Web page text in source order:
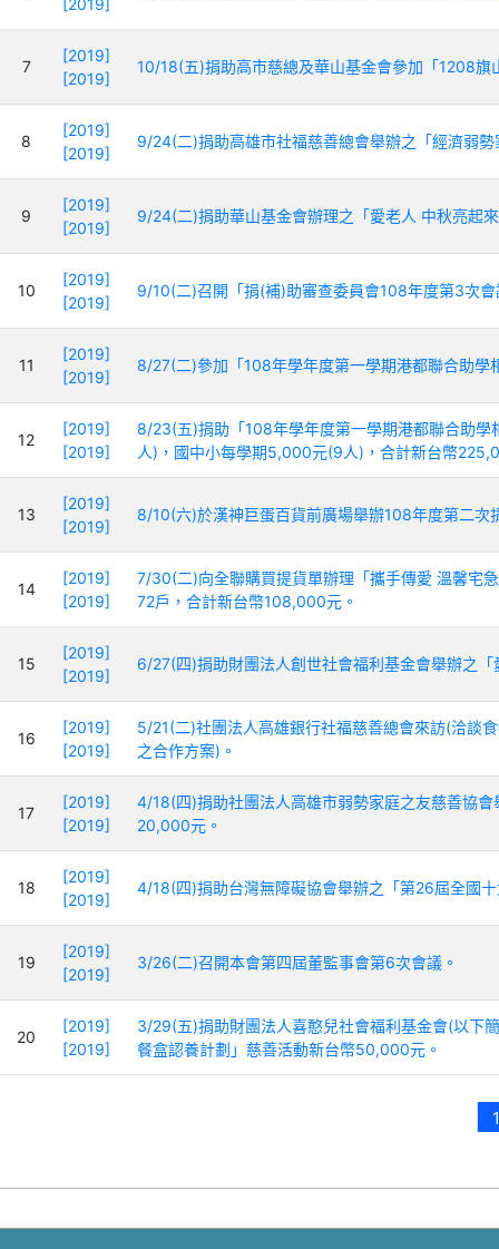
[2019]
7
[2019]
[2019]
10/18(五)捐助高市慈總及華山基金會參加「1208
8
[2019]
[2019]
9/24(二)捐助高雄市社福慈善總會舉辦之「經濟弱
9
[2019]
[2019]
9/24(二)捐助華山基金會辦理之「愛老人 中秋亮起
10
[2019]
[2019]
9/10(二)召開「捐(補)助審查委員會108年度第3次會
11
[2019]
[2019]
8/27(二)參加「108年學年度第一學期港都聯合助學
12
[2019]
[2019]
8/23(五)捐助「108年學年度第一學期港都聯合助
人)，國中小每學期5,000元(9人)，合計新台幣
13
[2019]
[2019]
8/10(六)於漢神巨蛋百貨前廣場舉辦108年度第二次
14
[2019]
[2019]
7/30(二)向全聯購買提貨單辦理「攜手傳愛 溫馨宅
72戶，合計新台幣108,000元。
15
[2019]
[2019]
6/27(四)捐助財團法人創世社會福利基金會舉辦之
16
[2019]
[2019]
5/21(二)社團法人高雄銀行社福慈善總會來訪(洽談
之合作方案)。
17
[2019]
[2019]
4/18(四)捐助社團法人高雄市弱勢家庭之友慈善協
20,000元。
18
[2019]
[2019]
4/18(四)捐助台灣無障礙協會舉辦之「第26屆全國
19
[2019]
[2019]
3/26(二)召開本會第四屆董監事會第6次會議。
20
[2019]
[2019]
3/29(五)捐助財團法人喜憨兒社會福利基金會(以下
餐盒認養計劃」慈善活動新台幣50,000元。
1